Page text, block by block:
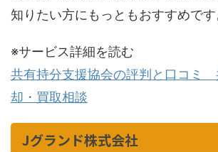
知りたい方にもっともおすすめです
※サービス詳細を読む
共有持分支援協会の評判と口コミ
却・買取相談
Jグランド株式会社